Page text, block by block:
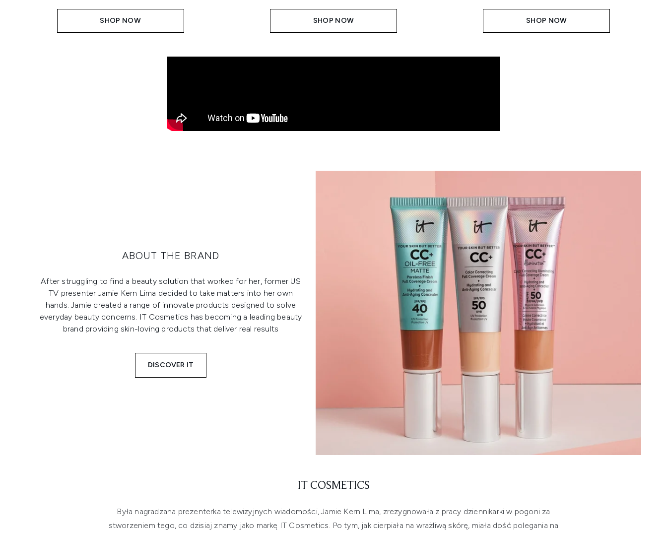
SHOP NOW SHOP NOW SHOP NOW
ABOUT THE BRAND
After struggling to find a beauty solution that worked for her, former US
TV presenter Jamie Kern Lima decided to take matters into her own
hands. Jamie created a range of innovate products designed to solve
everyday beauty concerns. IT Cosmetics has becoming a leading beauty
brand providing skin-loving products that deliver real results
DISCOVER IT
IT COSMETICS
Była nagradzana prezenterka telewizyjnych wiadomości, Jamie Kern Lima, zrezygnowała z pracy dziennikarki w pogoni za
stworzeniem tego, co dzisiaj znamy jako markę IT Cosmetics. Po tym, jak cierpiała na wrażliwą skórę, miała dość polegania na